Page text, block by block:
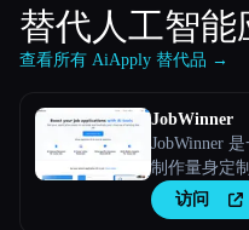
替代人工智
查看所有 AiApply 替代品 →
JobWinner
JobWinner
制作量身定
访问